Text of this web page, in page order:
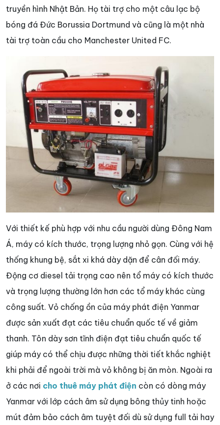
truyền hình Nhật Bản. Họ tài trợ cho một câu lạc bộ
bóng đá Đức Borussia Dortmund và cũng là một nhà
tài trợ toàn cầu cho Manchester United FC.
Với thiết kế phù hợp với nhu cầu người dùng Đông Nam
Á, máy có kích thước, trọng lượng nhỏ gọn. Cùng với hệ
thống khung bệ, sắt xi khá dày dặn để cân đối máy.
Động cơ diesel tải trọng cao nên tổ máy có kích thước
và trọng lượng thường lớn hơn các tổ máy khác cùng
công suất. Vỏ chống ồn của máy phát điện Yanmar
được sản xuất đạt các tiêu chuẩn quốc tế về giảm
thanh. Tôn dày sơn tĩnh điện đạt tiêu chuẩn quốc tế
giúp máy có thể chịu được những thời tiết khắc nghiệt
khi phải để ngoài trời mà vỏ không bị ăn mòn. Ngoài ra
ở các nơi cho thuê máy phát điện còn có dòng máy
Yanmar với lớp cách âm sử dụng bông thủy tinh hoặc
mút đảm bảo cách âm tuyệt đối dù sử dụng full tải hay